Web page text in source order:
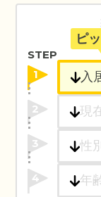
ピ
STEP
1
2
3
4